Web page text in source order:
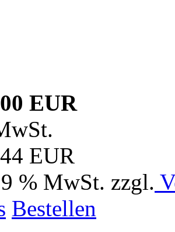
EUR
EUR
% MwSt. zzgl.
Bestellen